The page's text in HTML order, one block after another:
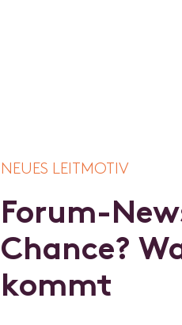
NEUES LEITMOTIV
Forum-New
Chance? W
kommt